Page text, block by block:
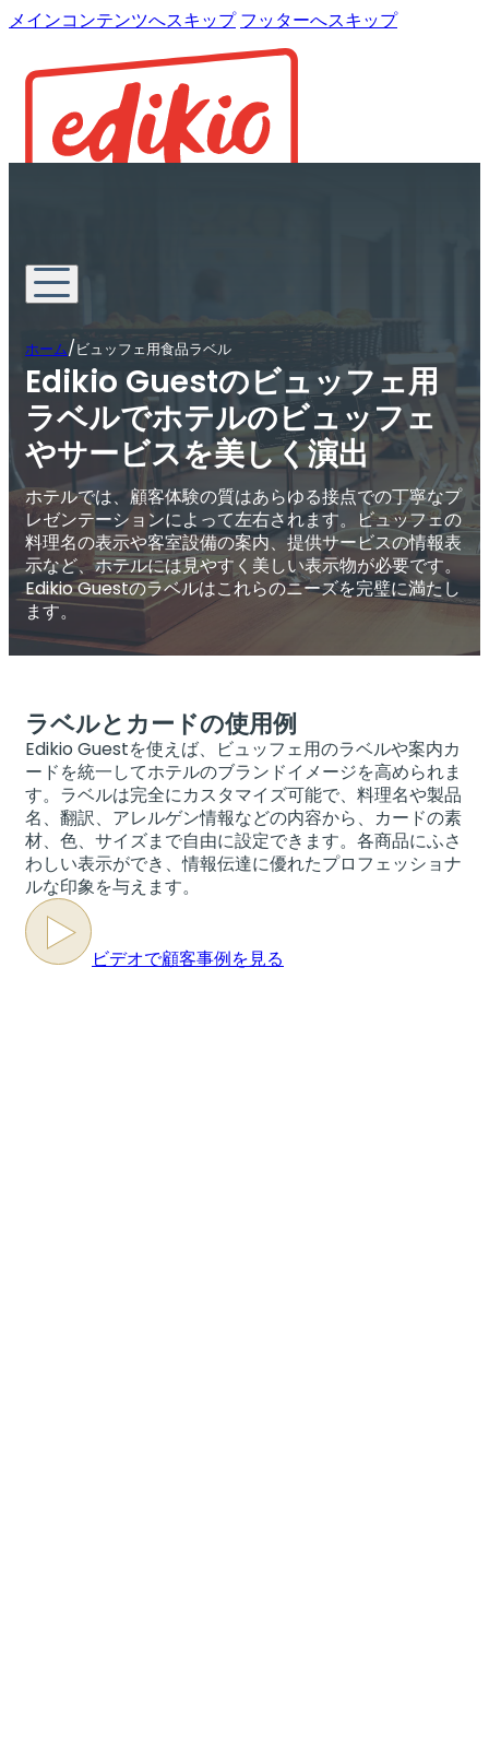
メインコンテンツへスキップ フッターへスキップ
ホーム/ビュッフェ用食品ラベル
Edikio Guestのビュッフェ用
ラベルでホテルのビュッフェ
やサービスを美しく演出
ホテルでは、顧客体験の質はあらゆる接点での丁寧なプ
レゼンテーションによって左右されます。ビュッフェの
料理名の表示や客室設備の案内、提供サービスの情報表
示など、ホテルには見やすく美しい表示物が必要です。
Edikio Guestのラベルはこれらのニーズを完璧に満たし
ます。
ラベルとカードの使用例
Edikio Guestを使えば、ビュッフェ用のラベルや案内カ
ードを統一してホテルのブランドイメージを高められま
す。ラベルは完全にカスタマイズ可能で、料理名や製品
名、翻訳、アレルゲン情報などの内容から、カードの素
材、色、サイズまで自由に設定できます。各商品にふさ
わしい表示ができ、情報伝達に優れたプロフェッショナ
ルな印象を与えます。
ビデオで顧客事例を見る